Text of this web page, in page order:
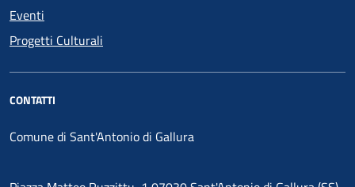
Eventi
Progetti Culturali
CONTATTI
Comune di Sant'Antonio di Gallura